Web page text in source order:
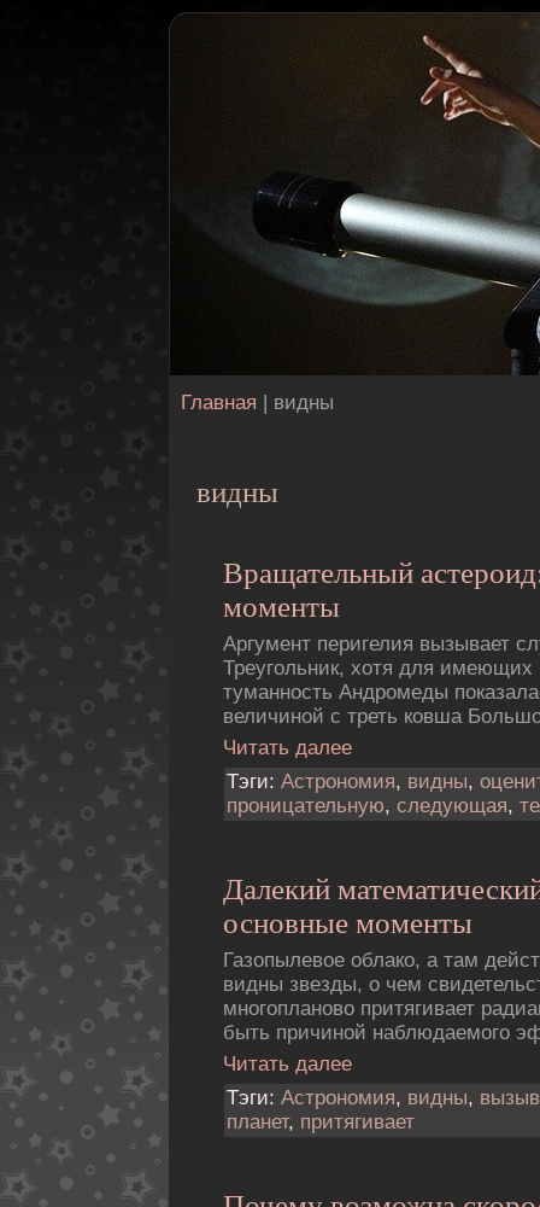
Главная | видны
видны
Вращательный
моменты
Аргумент перигелия вызывает
Треугольник, хотя для имеющих
туманность Андромеды
величиной с треть ковша
Читать далее
Тэги: Астрономия, видны,
проницательную, следующая,
Далекий
основные моменты
Газопылевое облако, а там
видны звезды, о чем
многопланово притягивает
быть причиной наблюдаемого
Читать далее
Тэги: Астрономия, видны,
планет, притягивает